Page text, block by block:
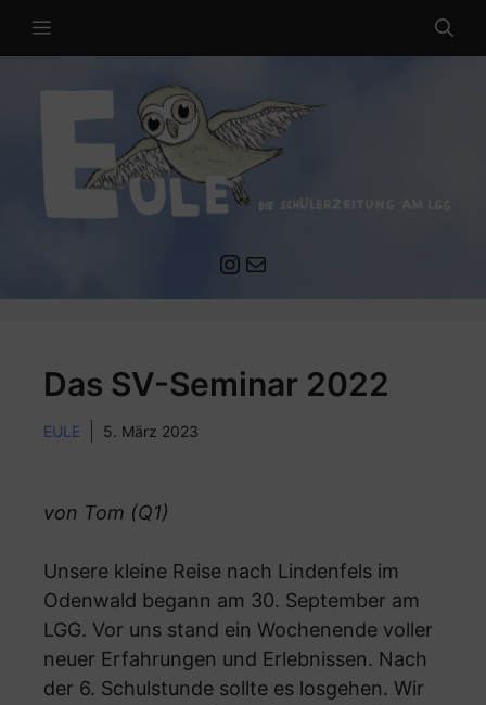
MENÜ
Instagram
Mail an die EULE Redaktion
Das SV-Seminar 2022
EULE 5. März 2023
von Tom (Q1)
Unsere kleine Reise nach Lindenfels im
Odenwald begann am 30. September am
LGG. Vor uns stand ein Wochenende voller
neuer Erfahrungen und Erlebnissen. Nach
der 6. Schulstunde sollte es losgehen. Wir